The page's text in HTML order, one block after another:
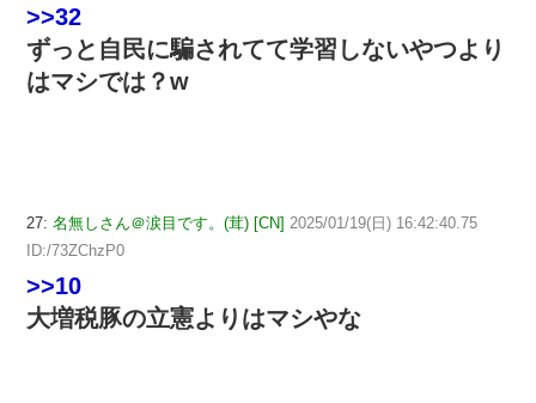
>>32
ずっと自民に騙されてて学習しないやつより
はマシでは？w
27: 名無しさん＠涙目です。(茸) [CN] 2025/01/19(日) 16:42:40.75
ID:/73ZChzP0
>>10
大増税豚の立憲よりはマシやな